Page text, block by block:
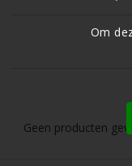
Om
Geen producten